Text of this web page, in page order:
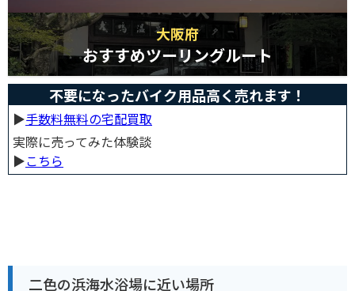
大阪府
おすすめツーリングルート
不要になったバイク用品高く売れます！
▶︎手数料無料の宅配買取
実際に売ってみた体験談
▶︎こちら
二色の浜海水浴場に近い場所